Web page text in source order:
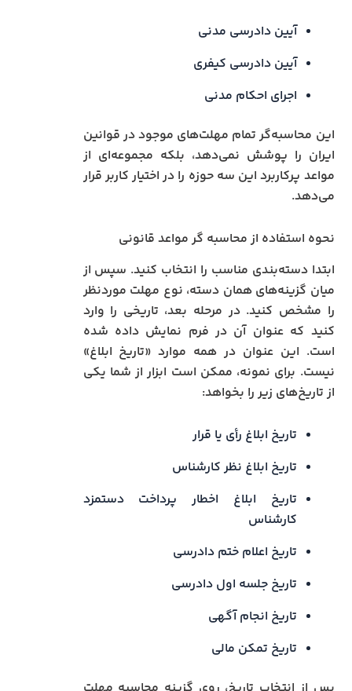
آیین دادرسی مدنی
آیین دادرسی کیفری
اجرای احکام مدنی
این محاسبه‌گر تمام مهلت‌های موجود در قوانین
ایران را پوشش نمی‌دهد، بلکه مجموعه‌ای از
مواعد پرکاربرد این سه حوزه را در اختیار کاربر قرار
می‌دهد.
نحوه استفاده از محاسبه‌ گر مواعد قانونی
ابتدا دسته‌بندی مناسب را انتخاب کنید. سپس از
میان گزینه‌های همان دسته، نوع مهلت موردنظر
را مشخص کنید. در مرحله بعد، تاریخی را وارد
کنید که عنوان آن در فرم نمایش داده شده
است. این عنوان در همه موارد «تاریخ ابلاغ»
نیست. برای نمونه، ممکن است ابزار از شما یکی
از تاریخ‌های زیر را بخواهد:
تاریخ ابلاغ رأی یا قرار
تاریخ ابلاغ نظر کارشناس
تاریخ ابلاغ اخطار پرداخت دستمزد
کارشناس
تاریخ اعلام ختم دادرسی
تاریخ جلسه اول دادرسی
تاریخ انجام آگهی
تاریخ تمکن مالی